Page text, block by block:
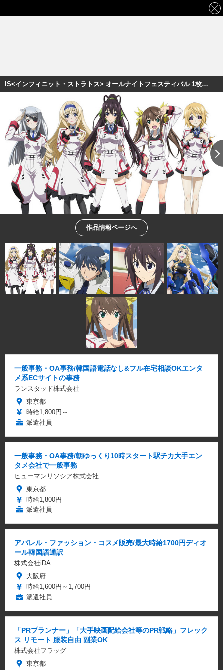
IS<インフィニット・ストラトス> オールナイトフェスティバル 1枚目の写真・画像
作品情報ページへ
一般事務・OA事務/韓国語電話なし&フル在宅相談OKエンタ
メ系ECサイトの事務
ランスタッド株式会社
東京都
時給1,800円～
派遣社員
一般事務・OA事務/朝ゆっくり10時スタート駅チカ大手エン
タメ会社で一般事務
ヒューマンリソシア株式会社
東京都
時給1,800円
派遣社員
アパレル・ファッション・コスメ販売/最大時給1700円ディオ
ール韓国語通訳
株式会社iDA
大阪府
時給1,600円～1,700円
派遣社員
「PRプランナー」「大手映画配給会社等のPR戦略」フレック
ス リモート 服装自由 副業OK
株式会社フラッグ
東京都